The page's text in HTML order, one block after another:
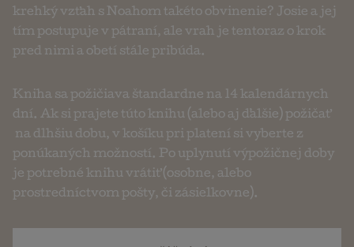
krehký vzťah s Noahom takéto obvinenie? Josie a jej
tím postupuje v pátraní, ale vrah je tentoraz o krok
pred nimi a obetí stále pribúda.
Kniha sa požičiava štandardne na 14 kalendárnych
dní. Ak si prajete túto knihu (alebo aj ďalšie) požičať
na dlhšiu dobu, v košíku pri platení si vyberte z
ponúkaných možností. Po uplynutí výpožičnej doby
je potrebné knihu vrátiť (osobne, alebo
prostredníctvom pošty, či zásielkovne).